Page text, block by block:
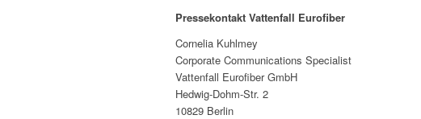
Pressekontakt Vattenfall Eurofiber
Cornelia Kuhlmey
Corporate Communications Specialist
Vattenfall Eurofiber GmbH
Hedwig-Dohm-Str. 2
10829 Berlin